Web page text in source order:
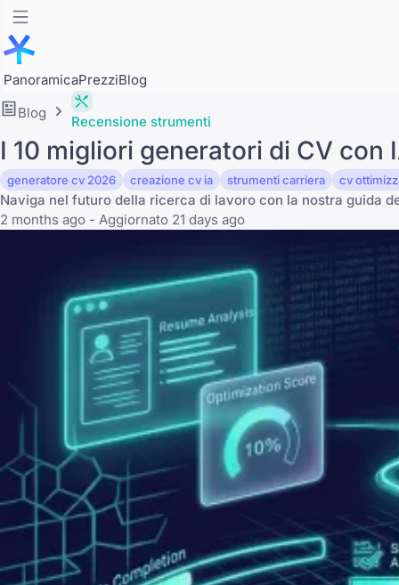
PanoramicaPrezziBlog
Blog
Recensione strumenti
I 10 migliori generatori di CV
generatore cv 2026 creazione cv ia strumenti carriera cv
Naviga nel futuro della ricerca di lavoro con la nostra guida
2 months ago - Aggiornato 21 days ago